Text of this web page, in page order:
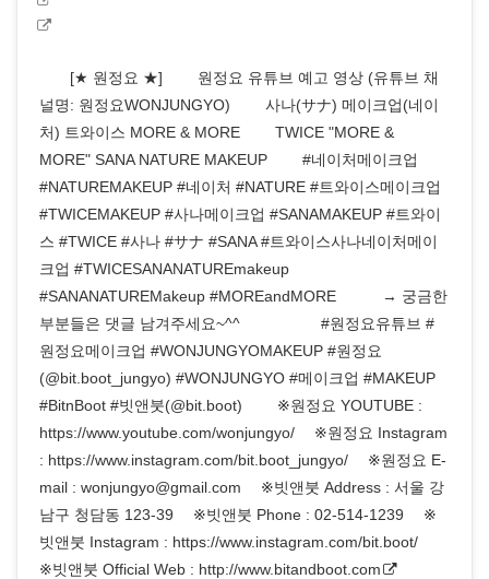
⠀ ⠀ [★ 원정요 ★] ⠀ ⠀ 원정요 유튜브 예고 영상 (유튜브 채
널명: 원정요WONJUNGYO) ⠀ ⠀ 사나(サナ) 메이크업(네이
처) 트와이스 MORE & MORE ⠀ ⠀ TWICE "MORE &
MORE" SANA NATURE MAKEUP ⠀ ⠀ #네이처메이크업
#NATUREMAKEUP #네이처 #NATURE #트와이스메이크업
#TWICEMAKEUP #사나메이크업 #SANAMAKEUP #트와이
스 #TWICE #사나 #サナ #SANA #트와이스사나네이처메이
크업 #TWICESANANATUREmakeup
#SANANATUREMakeup #MOREandMORE⠀ ⠀ ⠀ → 궁금한
부분들은 댓글 남겨주세요~^^ ⠀ ⠀ ⠀ ⠀ ⠀ #원정요유튜브 #
원정요메이크업 #WONJUNGYOMAKEUP #원정요
(@bit.boot_jungyo) #WONJUNGYO #메이크업 #MAKEUP
#BitnBoot #빗앤붓(@bit.boot) ⠀ ⠀ ※원정요 YOUTUBE :
https://www.youtube.com/wonjungyo/ ⠀ ※원정요 Instagram
: https://www.instagram.com/bit.boot_jungyo/ ⠀ ※원정요 E-
mail : wonjungyo@gmail.com ⠀ ※빗앤붓 Address : 서울 강
남구 청담동 123-39 ⠀ ※빗앤붓 Phone : 02-514-1239 ⠀ ※
빗앤붓 Instagram : https://www.instagram.com/bit.boot/ ⠀
※빗앤붓 Official Web : http://www.bitandboot.com